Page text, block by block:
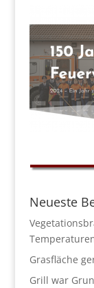
Neueste
Grasfläche
Grill war